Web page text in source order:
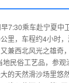
7:30乘车赴宁夏
里，车程约4小时
西北风光之雄奇
民俗工艺品，参
的天然滑沙场里